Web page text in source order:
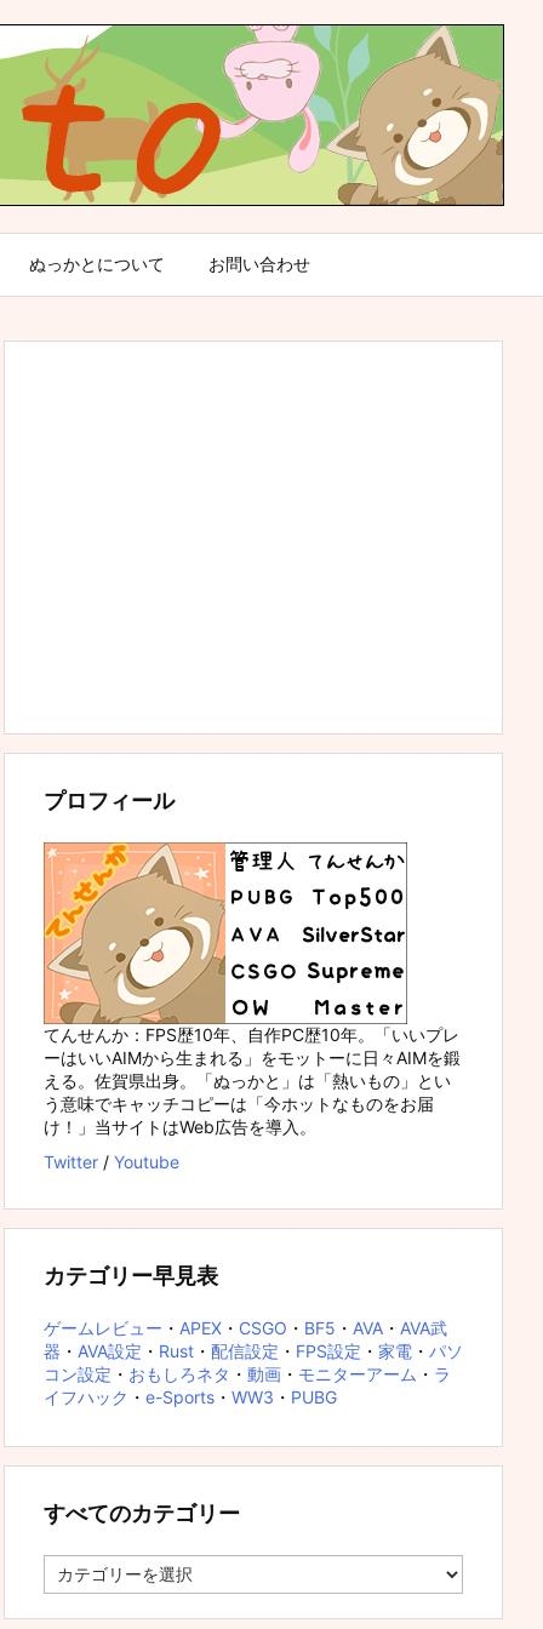
ぬっかとについて お問い合わせ
プロフィール
てんせんか：FPS歴10年、自作PC歴10年。「いいプレ
ーはいいAIMから生まれる」をモットーに日々AIMを鍛
える。佐賀県出身。「ぬっかと」は「熱いもの」とい
う意味でキャッチコピーは「今ホットなものをお届
け！」当サイトはWeb広告を導入。
Twitter / Youtube
カテゴリー早見表
ゲームレビュー ・ APEX ・ CSGO ・ BF5 ・ AVA ・ AVA武
器 ・ AVA設定 ・ Rust ・ 配信設定 ・ FPS設定 ・ 家電 ・ パソ
コン設定 ・ おもしろネタ ・ 動画 ・ モニターアーム ・ ラ
イフハック ・ e-Sports ・ WW3 ・ PUBG
すべてのカテゴリー
べ